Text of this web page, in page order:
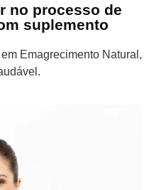
no processo de
suplemento
Emagrecimento Natural,